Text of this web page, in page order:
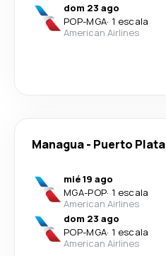
dom 23 ago
POP-MGA· 1 escala
American Airlines
Managua- Puerto Plata
mié 19 ago
MGA-POP· 1 escala
American Airlines
dom 23 ago
POP-MGA· 1 escala
American Airlines